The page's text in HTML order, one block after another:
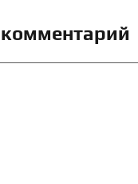
комментарий